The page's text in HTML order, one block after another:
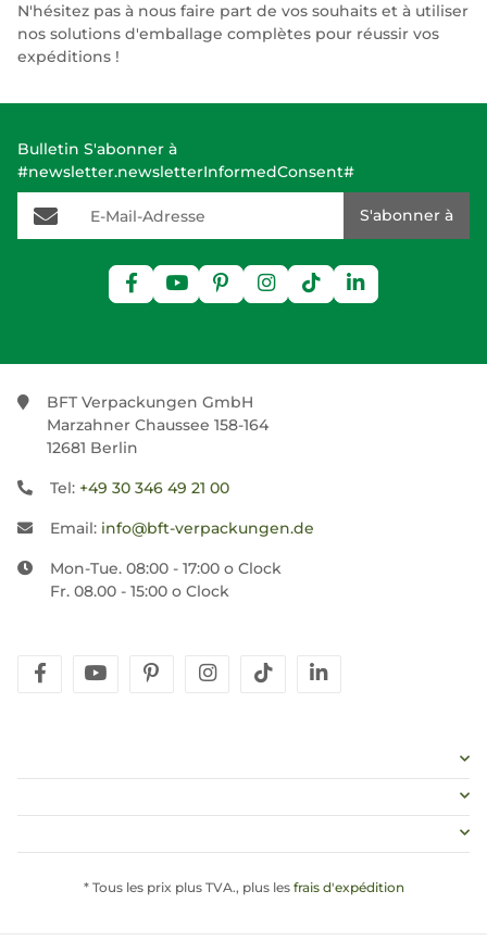
N'hésitez pas à nous faire part de vos souhaits et à utiliser
nos solutions d'emballage complètes pour réussir vos
expéditions !
Bulletin S'abonner à
#newsletter.newsletterInformedConsent#
E-Mail-Adresse
S'abonner à
BFT Verpackungen GmbH
Marzahner Chaussee 158-164
12681 Berlin
Tel: +49 30 346 49 21 00
Email: info@bft-verpackungen.de
Mon-Tue. 08:00 - 17:00 o Clock
Fr. 08.00 - 15:00 o Clock
facebookyoutubepinterestinstagram
tiktok
* Tous les prix plus TVA., plus les frais d'expédition